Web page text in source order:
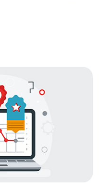
播需求的选择。 柬埔